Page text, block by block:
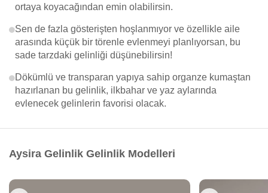
ortaya koyacağından emin olabilirsin.
Sen de fazla gösterişten hoşlanmıyor ve özellikle aile
arasında küçük bir törenle evlenmeyi planlıyorsan, bu
sade tarzdaki gelinliği düşünebilirsin!
Dökümlü ve transparan yapıya sahip organze kumaştan
hazırlanan bu gelinlik, ilkbahar ve yaz aylarında
evlenecek gelinlerin favorisi olacak.
Aysira Gelinlik Gelinlik Modelleri